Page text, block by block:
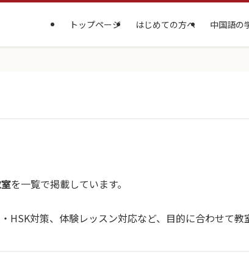
トップページ はじめての方へ 中国語の
を一覧で掲載しています。
対策、体験レッスン対応など、目的に合わせて教